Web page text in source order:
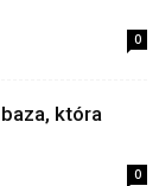
0
która
0